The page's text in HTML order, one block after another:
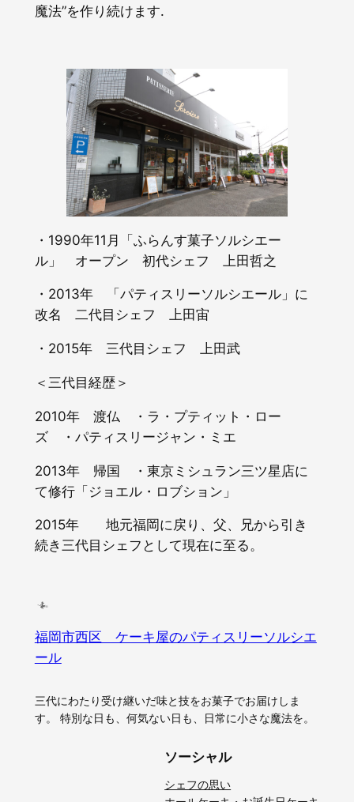
魔法”を作り続けます.
・1990年11月「ふらんす菓子ソルシエー
ル」 オープン 初代シェフ 上田哲之
​・2013年 「パティスリーソルシエール」に
改名 二代目シェフ 上田宙
​・2015年 三代目シェフ 上田武
＜三代目経歴＞
2010年 渡仏 ・ラ・プティット・ロー
ズ ・パティスリージャン・ミエ
2013年 帰国 ・東京ミシュラン三ツ星店に
て修行「ジョエル・ロブション」
2015年 地元福岡に戻り、父、兄から引き
続き三代目シェフとして現在に至る。
福岡市西区 ケーキ屋のパティスリーソルシエ
ール
三代にわたり受け継いだ味と技をお菓子でお届けしま
す。 特別な日も、何気ない日も、日常に小さな魔法を。
ソーシャル
シェフの思い